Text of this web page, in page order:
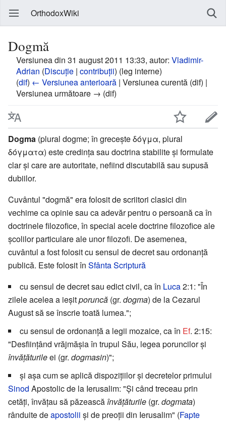
OrthodoxWiki
Dogmă
Versiunea din 31 august 2011 13:33, autor: Vladimir-
Adrian (Discuție | contribuții) (leg interne)
(dif) ← Versiunea anterioară | Versiunea curentă (dif) |
Versiunea următoare → (dif)
Dogma (plural dogme; în greceşte δόγμα, plural
δόγματα) este credinţa sau doctrina stabilite şi formulate
clar şi care are autoritate, nefiind discutabilă sau supusă
dubiilor.
Cuvântul "dogmă" era folosit de scriitori clasici din
vechime ca opinie sau ca adevăr pentru o persoană ca în
doctrinele filozofice, în special acele doctrine filozofice ale
şcolilor particulare ale unor filozofi. De asemenea,
cuvântul a fost folosit cu sensul de decret sau ordonanţă
publică. Este folosit în Sfânta Scriptură
cu sensul de decret sau edict civil, ca în Luca2:1: "În
zilele acelea a ieşitporuncă (gr. dogma) de la Cezarul
August să se înscrie toată lumea.";
cu sensul de ordonanţă a legii mozaice, ca în Ef. 2:15:
"Desfiinţând vrăjmăşia în trupul Său, legea poruncilor şi
învăţăturileei (gr. dogmasin)";
şi aşa cum se aplică dispoziţiilor şi decretelor primului
Sinod Apostolic de la Ierusalim: "Şi când treceau prin
cetăţi, învăţau să păzească învăţăturile (gr. dogmata)
rânduite deapostolii şi de preoţii din Ierusalim" (Fapte